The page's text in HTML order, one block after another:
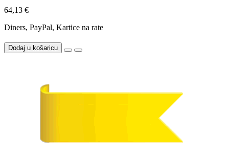
64,13 €
Diners, PayPal, Kartice na rate
Dodaj u košaricu